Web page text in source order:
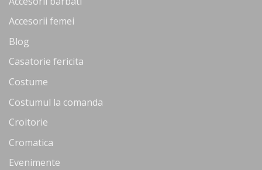
Accesorii femei
Blog
Casatorie fericita
Costume
Costumul la comanda
Croitorie
Cromatica
Evenimente